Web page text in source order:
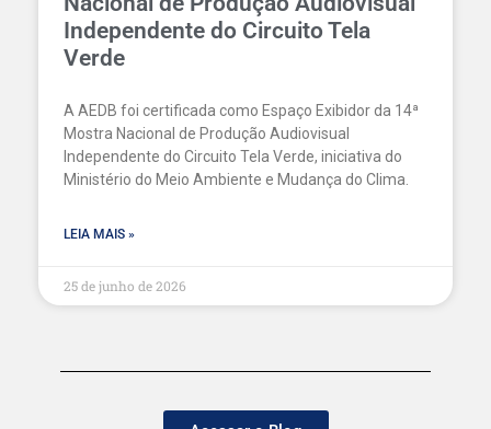
Independente do Circuito Tela
Verde
A AEDB foi certificada como Espaço Exibidor da 14ª
Mostra Nacional de Produção Audiovisual
Independente do Circuito Tela Verde, iniciativa do
Ministério do Meio Ambiente e Mudança do Clima.
LEIA MAIS »
25 de junho de 2026